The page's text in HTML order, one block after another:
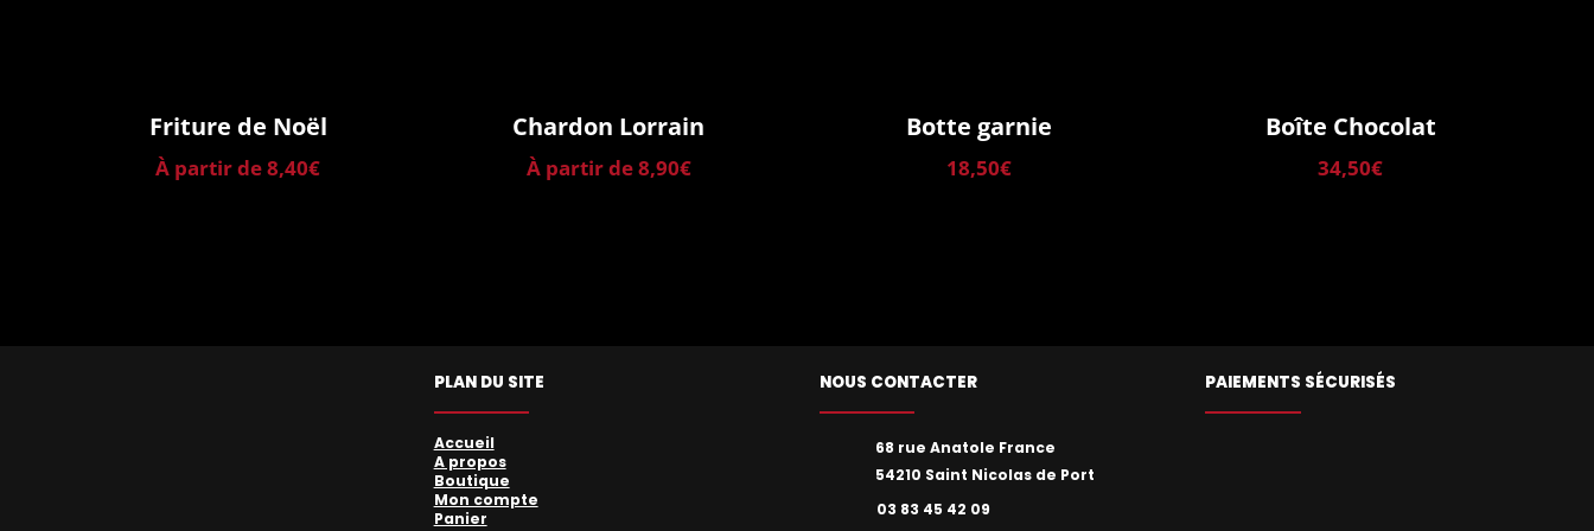
Friture de Noël
À partir de8,40€
Chardon Lorrain
À partir de8,90€
Botte garnie
18,50€
Boîte Chocolat
34,50€
PLAN DU SITE
Accueil
A propos
Boutique
Mon compte
Panier
NOUS CONTACTER
68 rue Anatole France
54210 Saint Nicolas de Port
03 83 45 42 09
PAIEMENTS SÉCURISÉS